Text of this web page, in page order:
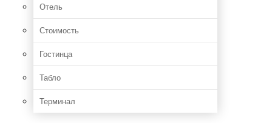
Отель
Стоимость
Гостинца
Табло
Терминал